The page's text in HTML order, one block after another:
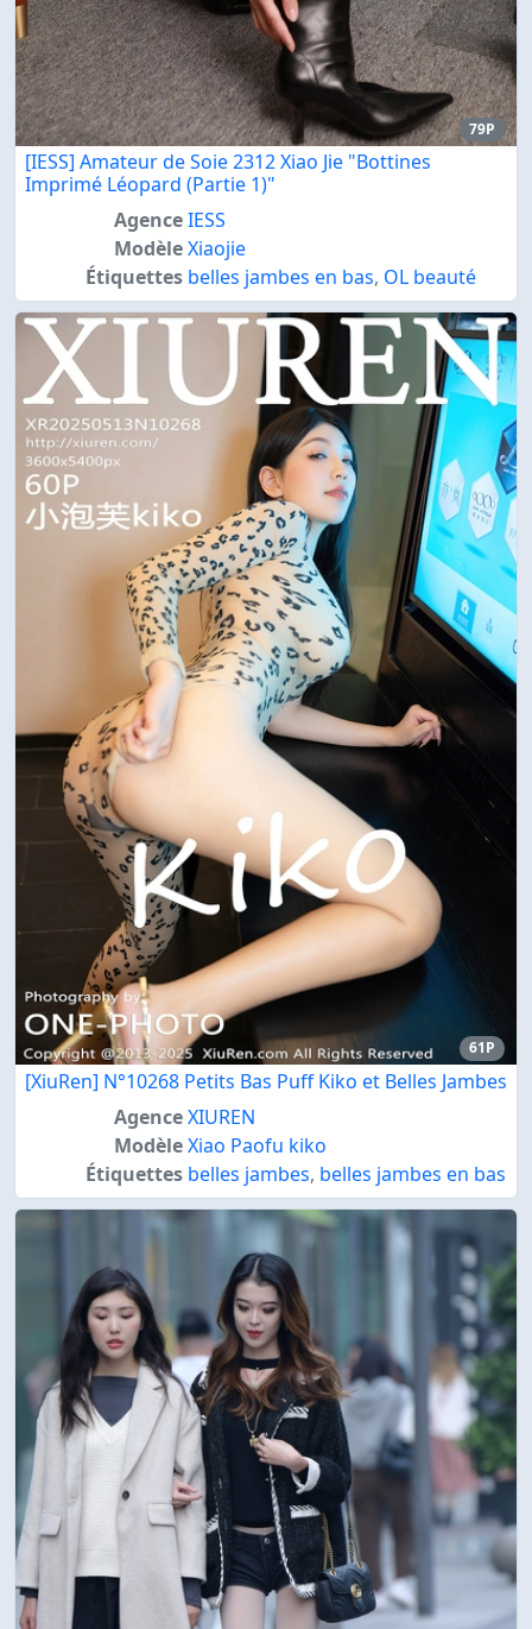
79P
[IESS] Amateur de Soie 2312 Xiao Jie "Bottines
Imprimé Léopard (Partie 1)"
AgenceIESS
ModèleXiaojie
Étiquettes belles jambes en bas, OL beauté
61P
[XiuRen] N°10268 Petits Bas Puff Kiko et Belles Jambes
AgenceXIUREN
ModèleXiao Paofu kiko
Étiquettes belles jambes, belles jambes en bas